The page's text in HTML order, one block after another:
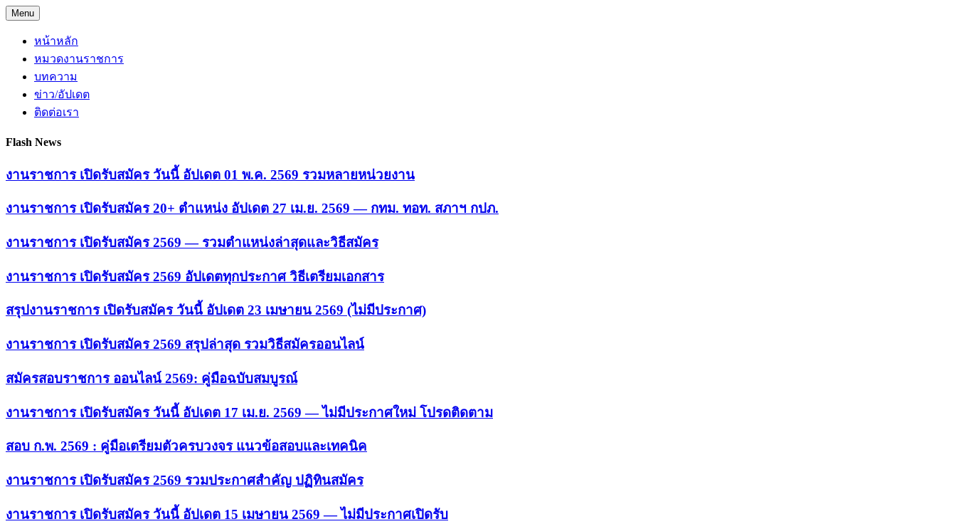
Skip
to
content
Menu
หน้าหลัก
หมวดงานราชการ
บทความ
ข่าว/อัปเดต
ติดต่อเรา
Flash News
งานราชการ เปิดรับสมัคร วันนี้ อัปเดต 01 พ.ค. 2569 รวมหลายหน่วยงาน
งานราชการ เปิดรับสมัคร 20+ ตำแหน่ง อัปเดต 27 เม.ย. 2569 — กทม. ทอท. สภาฯ กปภ.
งานราชการ เปิดรับสมัคร 2569 — รวมตำแหน่งล่าสุดและวิธีสมัคร
งานราชการ เปิดรับสมัคร 2569 อัปเดตทุกประกาศ วิธีเตรียมเอกสาร
สรุปงานราชการ เปิดรับสมัคร วันนี้ อัปเดต 23 เมษายน 2569 (ไม่มีประกาศ)
งานราชการ เปิดรับสมัคร 2569 สรุปล่าสุด รวมวิธีสมัครออนไลน์
สมัครสอบราชการ ออนไลน์ 2569: คู่มือฉบับสมบูรณ์
งานราชการ เปิดรับสมัคร วันนี้ อัปเดต 17 เม.ย. 2569 — ไม่มีประกาศใหม่ โปรดติดตาม
สอบ ก.พ. 2569 : คู่มือเตรียมตัวครบวงจร แนวข้อสอบและเทคนิค
งานราชการ เปิดรับสมัคร 2569 รวมประกาศสำคัญ ปฏิทินสมัคร
งานราชการ เปิดรับสมัคร วันนี้ อัปเดต 15 เมษายน 2569 — ไม่มีประกาศเปิดรับ